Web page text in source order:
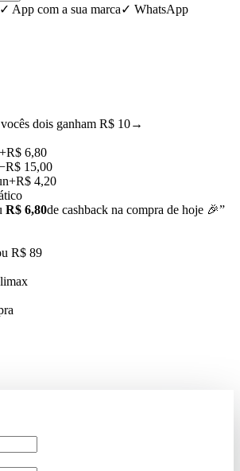
✓ App com a sua marca✓ WhatsApp
dois ganham R$ 10→
+R$ 6,80
15,00
+R$ 4,20
R$ 6,80de cashback na compra de hoje 🎉”
R$ 89